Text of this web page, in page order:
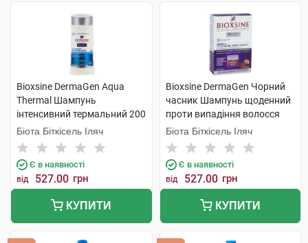
Bioxsine DermaGen Aqua
Thermal Шампунь
інтенсивний термальний 200
мл 1 флакон
Біота Біткісель Іляч
Є в наявності
від 527.00 грн
КУПИТИ
Bioxsine DermaGen Чорний
часник Шампунь щоденний
проти випадіння волосся
300 мл 1 флакон
Біота Біткісель Іляч
Є в наявності
від 527.00 грн
КУПИТИ